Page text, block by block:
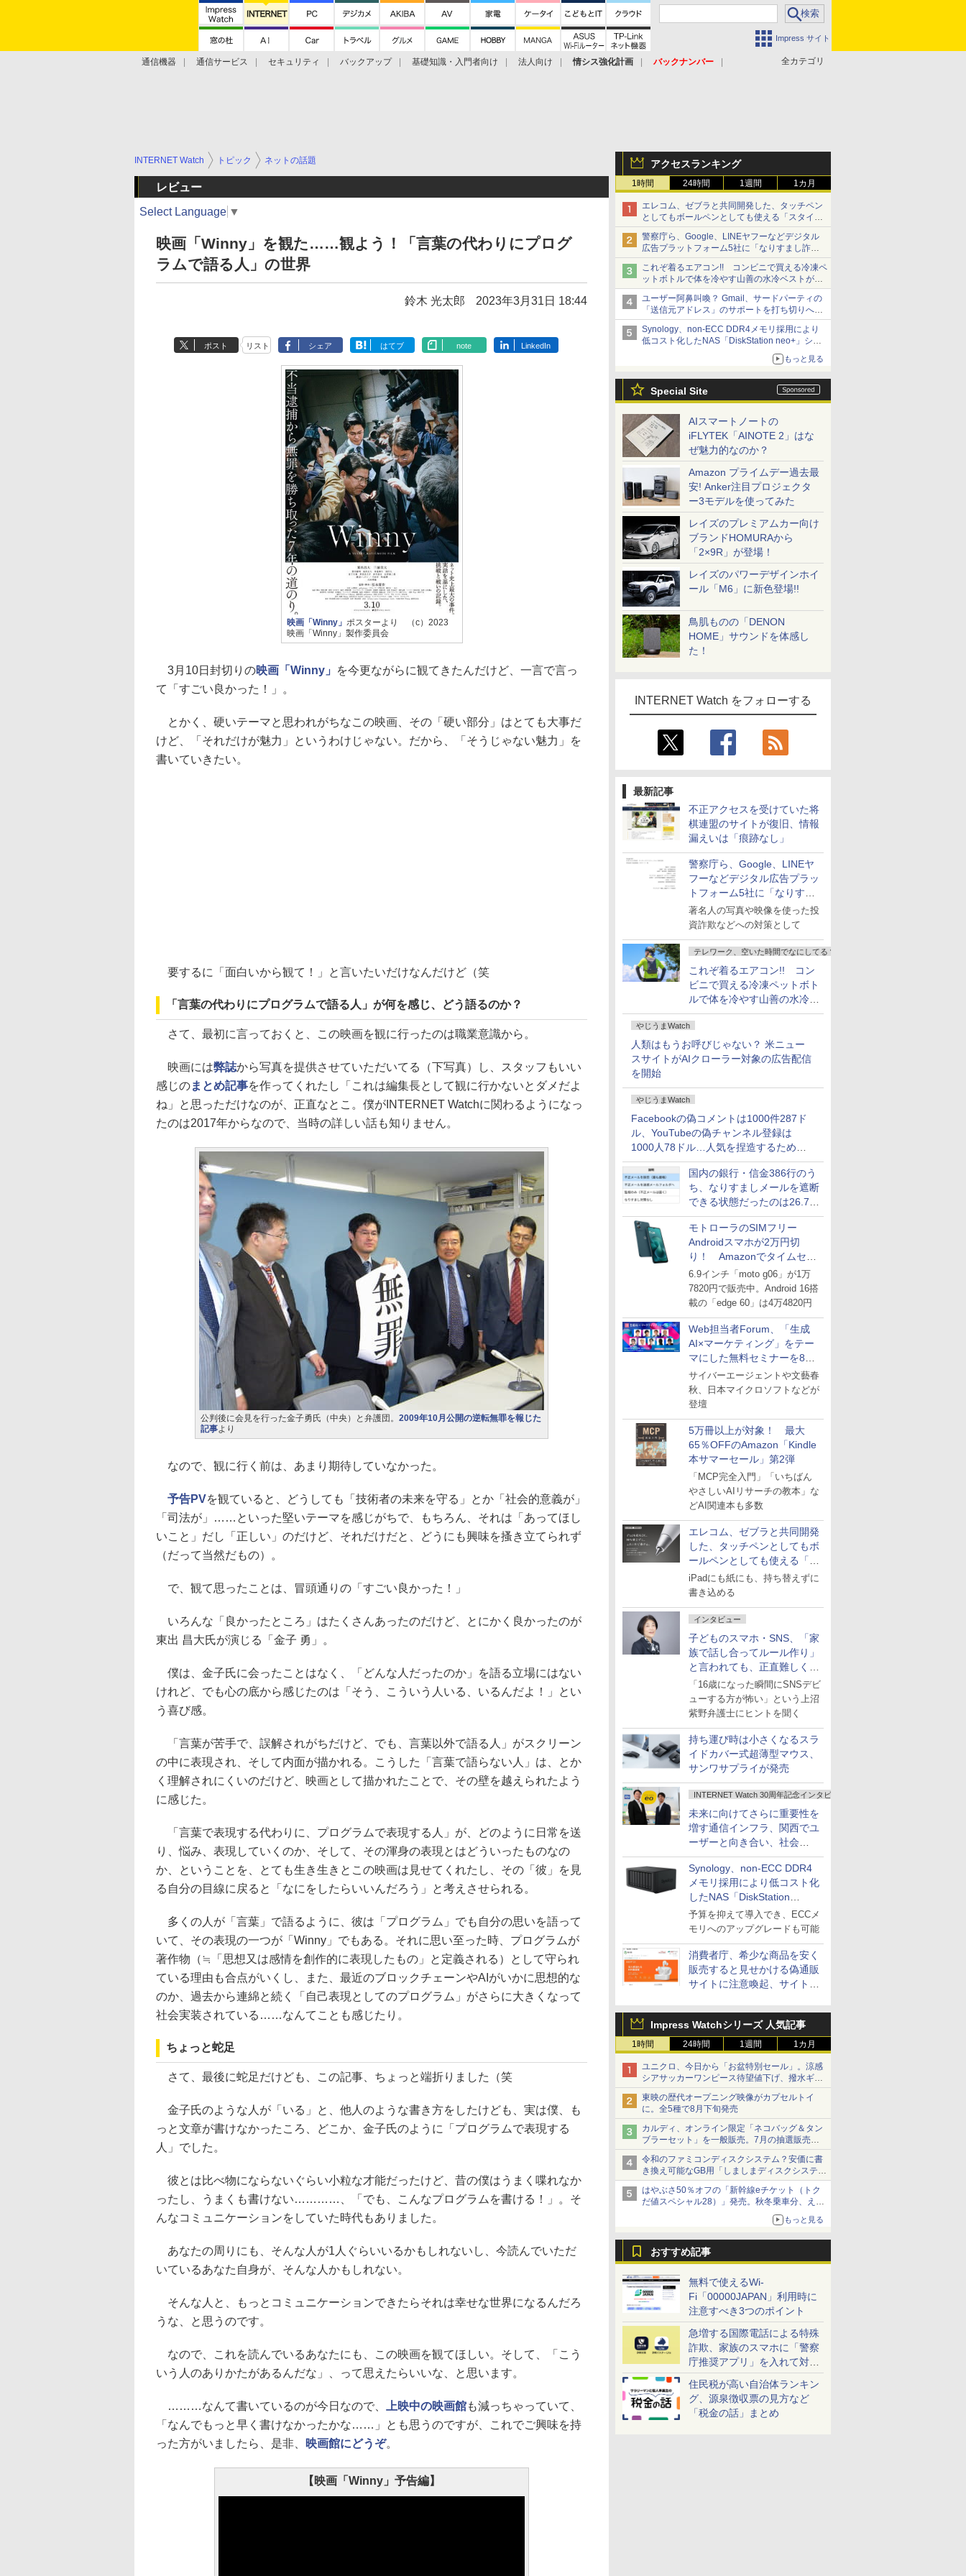
Impress サイト
全カテゴリ
通信機器 通信サービス セキュリティ バックアップ 基礎知識・入門者向け 法人向け 情シス強化計画
バックナンバー
アクセスランキング
1時間 24時間 1週間 1カ月
エレコム、ゼブラと共同開発した、タッチペン
としてもボールペンとしても使える「スタイラ
スツーウェイ」発売 iPadにも紙にも、持ち替
えずに書き込める
警察庁ら、Google、LINEヤフーなどデジタル
広告プラットフォーム5社に「なりすまし詐欺
広告」対策強化を要請 著名人の写真や映像を
使った投資詐欺などへの対策として
これぞ着るエアコン!! コンビニで買える冷凍ペ
ットボトルで体を冷やす山善の水冷ベストがロ
ードバイクにちょうどいい【ぼっち・ざ・ろー
ど！その14】【空いた時間でなにしてる？】
ユーザー阿鼻叫喚？ Gmail、サードパーティの
「送信元アドレス」のサポートを打ち切りへ
【やじうまWatch】
Synology、non-ECC DDR4メモリ採用により
低コスト化したNAS「DiskStation neo+」シリ
ーズ 予算を抑えて導入でき、ECCメモリへの
もっと見る
Special Site
AIスマートノートの
iFLYTEK「AINOTE 2」はな
ぜ魅力的なのか？
Amazon プライムデー過去最
安! Anker注目プロジェクタ
ー3モデルを使ってみた
レイズのプレミアムカー向け
ブランドHOMURAから
「2×9R」が登場！
レイズのパワーデザインホイ
ール「M6」に新色登場!!
鳥肌ものの「DENON
HOME」サウンドを体感し
た！
INTERNET Watch をフォローする
最新記事
不正アクセスを受けていた将
棋連盟のサイトが復旧、情報
漏えいは「痕跡なし」
警察庁ら、Google、LINEヤ
フーなどデジタル広告プラッ
トフォーム5社に「なりすま
し詐欺広告」対策強化を要請
著名人の写真や映像を使った投
資詐欺などへの対策として
テレワーク、空いた時間でなにしてる？
これぞ着るエアコン!! コン
ビニで買える冷凍ペットボト
ルで体を冷やす山善の水冷ベ
ストがロードバイクにちょう
どいい【ぼっち・ざ・ろー
ど！その14】
やじうまWatch
人類はもうお呼びじゃない？ 米ニュー
スサイトがAIクローラー対象の広告配信
を開始
やじうまWatch
Facebookの偽コメントは1000件287ド
ル、YouTubeの偽チャンネル登録は
1000人78ドル…人気を捏造するための
価格リストが公開中
国内の銀行・信金386行のう
ち、なりすましメールを遮断
できる状態だったのは26.7％
にとどまる～GMOブランド
セキュリティ調査
モトローラのSIMフリー
Androidスマホが2万円切
り！ Amazonでタイムセー
ル
6.9インチ「moto g06」が1万
7820円で販売中。Android 16搭
載の「edge 60」は4万4820円
Web担当者Forum、「生成
AI×マーケティング」をテー
マにした無料セミナーを8月
27日にオンライン開催
サイバーエージェントや文藝春
秋、日本マイクロソフトなどが
登壇
5万冊以上が対象！ 最大
65％OFFのAmazon「Kindle
本サマーセール」第2弾
「MCP完全入門」「いちばん
やさしいAIリサーチの教本」な
どAI関連本も多数
エレコム、ゼブラと共同開発
した、タッチペンとしてもボ
ールペンとしても使える「ス
タイラスツーウェイ」発売
iPadにも紙にも、持ち替えずに
書き込める
インタビュー
子どものスマホ・SNS、「家
族で話し合ってルール作り」
と言われても、正直難しくな
いですか？
「16歳になった瞬間にSNSデビ
ューする方が怖い」という上沼
紫野弁護士にヒントを聞く
持ち運び時は小さくなるスラ
イドカバー式超薄型マウス、
サンワサプライが発売
INTERNET Watch 30周年記念インタビュー
未来に向けてさらに重要性を
増す通信インフラ、関西でユ
ーザーと向き合い、社会
の“あたらしい”を起動し続け
る～オプテージ
Synology、non-ECC DDR4
メモリ採用により低コスト化
したNAS「DiskStation
neo+」シリーズ
予算を抑えて導入でき、ECCメ
モリへのアップグレードも可能
消費者庁、希少な商品を安く
販売すると見せかける偽通販
サイトに注意喚起、サイト名
Impress Watchシリーズ 人気記事
1時間 24時間 1週間 1カ月
ユニクロ、今日から「お盆特別セール」。涼感
シアサッカーワンピース待望値下げ、撥水ギア
ショーツは1990円に
東映の歴代オープニング映像がカプセルトイ
に。全5種で8月下旬発売
カルディ、オンライン限定「ネコバッグ＆タン
ブラーセット」を一般販売。7月の抽選販売の
当選無効分
令和のファミコンディスクシステム？安価に書
き換え可能なGB用「しましまディスクシステ
ム」
はやぶさ50％オフの「新幹線eチケット（トク
だ値スペシャル28）」発売。秋冬乗車分、えき
もっと見る
おすすめ記事
無料で使えるWi-
Fi「00000JAPAN」利用時に
注意すべき3つのポイント
急増する国際電話による特殊
詐欺、家族のスマホに「警察
庁推奨アプリ」を入れて対策
しよう！
住民税が高い自治体ランキン
グ、源泉徴収票の見方など
「税金の話」まとめ
INTERNET Watch トピック ネットの話題
レビュー
Select Language ▼
映画「Winny」を観た……観よう！「言葉の代わりにプログ
ラムで語る人」の世界
鈴木 光太郎 2023年3月31日 18:44
ポスト リスト シェア はてブ note LinkedIn
映画「Winny」 ポスターより （c）2023
映画「Winny」製作委員会
3月10日封切りの映画「Winny」
を今更ながらに観てきたんだけど、一言で言っ
て「すごい良かった！」。
とかく、硬いテーマと思われがちなこの映画、その「硬い部分」はとても大事だ
けど、「それだけが魅力」というわけじゃない。だから、「そうじゃない魅力」を
書いていきたい。
要するに「面白いから観て！」と言いたいだけなんだけど（笑
「言葉の代わりにプログラムで語る人」が何を感じ、どう語るのか？
さて、最初に言っておくと、この映画を観に行ったのは職業意識から。
映画には弊誌から写真を提供させていただいてる（下写真）し、スタッフもいい
感じのまとめ記事を作ってくれたし「これは編集長として観に行かないとダメだよ
ね」と思っただけなのが、正直なとこ。僕がINTERNET Watchに関わるようになっ
たのは2017年からなので、当時の詳しい話も知りません。
公判後に会見を行った金子勇氏（中央）と弁護団。 2009年10月公開の逆転無罪を報じた
記事より
なので、観に行く前は、あまり期待していなかった。
予告PVを観ていると、どうしても「技術者の未来を守る」とか「社会的意義が」
「司法が」……といった堅いテーマを感じがちで、もちろん、それは「あってほし
いこと」だし「正しい」のだけど、それだけだと、どうにも興味を搔き立てられず
（だって当然だもの）。
で、観て思ったことは、冒頭通りの「すごい良かった！」
いろんな「良かったところ」はたくさんあったのだけど、とにかく良かったのが
東出 昌大氏が演じる「金子 勇」。
僕は、金子氏に会ったことはなく、「どんな人だったのか」を語る立場にはない
けれど、でも心の底から感じたのは「そう、こういう人いる、いるんだよ！」とい
う喜び感。
「言葉が苦手で、誤解されがちだけど、でも、言葉以外で語る人」がスクリーン
の中に表現され、そして内面が描かれる。こうした「言葉で語らない人」は、とか
く理解されにくいのだけど、映画として描かれたことで、その壁を越えられたよう
に感じた。
「言葉で表現する代わりに、プログラムで表現する人」が、どのように日常を送
り、悩み、表現していくのか、そして、その渾身の表現とはどういったものなの
か、ということを、とても生き生きとこの映画は見せてくれたし、その「彼」を見
る自分の目線に戻ると「なにをしたらいいんだろう」と考えさせられる。
多くの人が「言葉」で語るように、彼は「プログラム」でも自分の思いを語って
いて、その表現の一つが「Winny」でもある。それに思い至った時、プログラムが
著作物（≒「思想又は感情を創作的に表現したもの」と定義される）として守られ
ている理由も合点がいくし、また、最近のブロックチェーンやAIがいかに思想的な
のか、過去から連綿と続く「自己表現としてのプログラム」がさらに大きくなって
社会実装されている……なんてことも感じたり。
ちょっと蛇足
さて、最後に蛇足だけども、この記事、ちょっと端折りました（笑
金子氏のような人が「いる」と、他人のような書き方をしたけども、実は僕、も
っと文章が書けなかったころ、どこか、金子氏のように「プログラムで表現する
人」でした。
彼とは比べ物にならないぐらい小粒な才能だったけど、昔の僕はうまく喋れなか
ったし、うまくも書けない…………、「でも、こんなプログラムを書ける！」。そ
んなコミュニケーションをしていた時代もありました。
あなたの周りにも、そんな人が1人ぐらいいるかもしれないし、今読んでいただ
いているあなた自身が、そんな人かもしれない。
そんな人と、もっとコミュニケーションできたらそれは幸せな世界になるんだろ
うな、と思うのです。
なので、これを読んでいるあなたにも、この映画を観てほしい。そして、「こう
いう人のありかたがあるんだな」、って思えたらいいな、と思います。
………なんて書いているのが今日なので、 上映中の映画館も減っちゃっていて、
「なんでもっと早く書けなかったかな……」とも思うのですが、これでご興味を持
った方がいましたら、是非、
映画館にどうぞ。
【映画「Winny」予告編】